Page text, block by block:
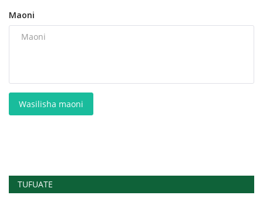
Maoni
Wasilisha maoni
TUFUATE